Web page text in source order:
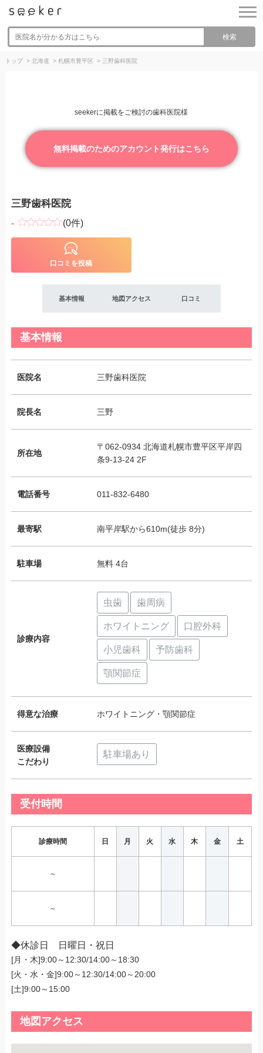
検索
トップ > 北海道 > 札幌市豊平区 > 三野歯科医院
seekerに掲載をご検討の歯科医院様
無料掲載のためのアカウント発行はこちら
三野歯科医院
- (0件)
口コミを投稿
基本情報 地図アクセス 口コミ
基本情報
医院名 三野歯科医院
院長名 三野
所在地
〒062-0934 北海道札幌市豊平区平岸四
条9-13-24 2F
電話番号 011-832-6480
最寄駅 南平岸駅から610m(徒歩 8分)
駐車場 無料 4台
診療内容
虫歯 歯周病
ホワイトニング 口腔外科
小児歯科 予防歯科
顎関節症
得意な治療 ホワイトニング・顎関節症
医療設備
こだわり
駐車場あり
受付時間
診療時間 日 月 火 水 木 金 土
～
～
◆休診日 日曜日・祝日
[月・木]9:00～12:30/14:00～18:30
[火・水・金]9:00～12:30/14:00～20:00
[土]9:00～15:00
地図アクセス